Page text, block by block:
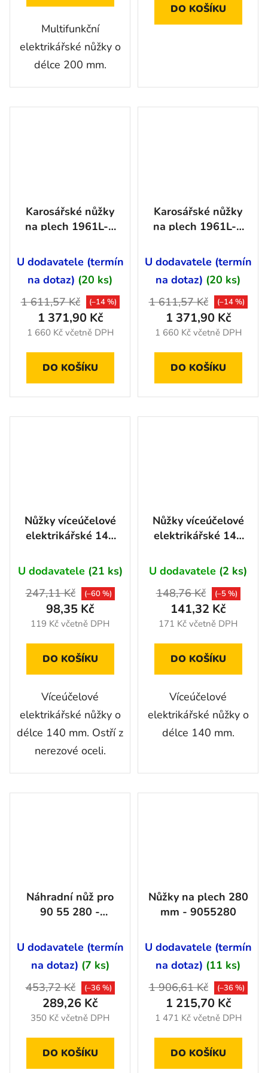
Multifunkční
elektrikářské nůžky o
délce 200 mm.
DO KOŠÍKU
Karosářské nůžky
na plech 1961L-2
U dodavatele (termín
na dotaz) (20 ks)
1 660 Kč včetně DPH
1 371,90 Kč
1 611,57 Kč (–14 %)
DO KOŠÍKU
Karosářské nůžky
na plech 1961L-1
U dodavatele (termín
na dotaz) (20 ks)
1 660 Kč včetně DPH
1 371,90 Kč
1 611,57 Kč (–14 %)
DO KOŠÍKU
Nůžky víceúčelové
elektrikářské 140
U dodavatele (21 ks)
119 Kč včetně DPH
98,35 Kč
247,11 Kč (–60 %)
DO KOŠÍKU
Víceúčelové
elektrikářské nůžky o
délce 140 mm. Ostří z
nerezové oceli.
Nůžky víceúčelové
elektrikářské 140
U dodavatele (2 ks)
171 Kč včetně DPH
141,32 Kč
148,76 Kč (–5 %)
DO KOŠÍKU
Víceúčelové
elektrikářské nůžky o
délce 140 mm.
Náhradní nůž pro
90 55 280 -
U dodavatele (termín
na dotaz) (7 ks)
350 Kč včetně DPH
289,26 Kč
453,72 Kč (–36 %)
DO KOŠÍKU
Nůžky na plech 280
mm - 9055280
U dodavatele (termín
na dotaz) (11 ks)
1 471 Kč včetně DPH
1 215,70 Kč
1 906,61 Kč (–36 %)
DO KOŠÍKU